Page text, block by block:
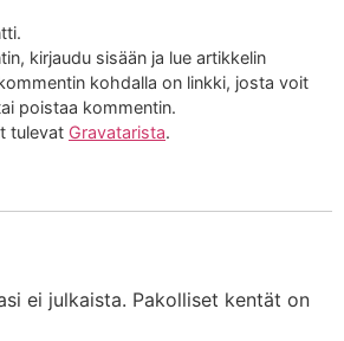
kirjaudu sisään ja lue artikkelin
kohdalla on linkki, josta voit
poistaa kommentin.
tulevat Gravatarista.
ei julkaista. Pakolliset kentät on